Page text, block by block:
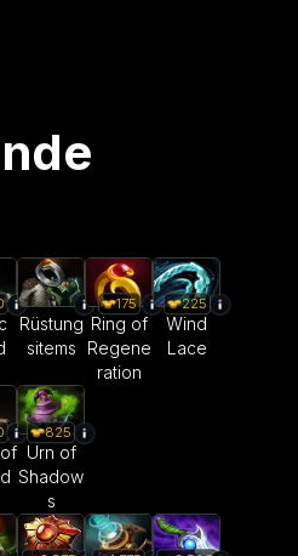
Rüstung
sitems
175
Ring of
Regene
ration
225
Wind
Lace
825
Urn of
Shadow
s